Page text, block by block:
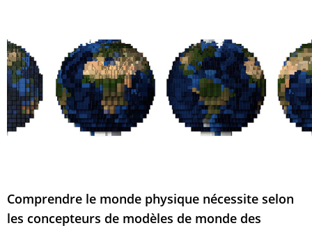
Comprendre le monde physique nécessite selon
les concepteurs de modèles de monde des